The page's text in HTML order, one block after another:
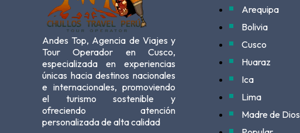
Andes Top, Agencia de Viajes y
Tour Operador en Cusco,
especializada en experiencias
únicas hacia destinos nacionales
e internacionales, promoviendo
el turismo sostenible y
ofreciendo atención
personalizada de alta calidad
Arequipa
Bolivia
Cusco
Huaraz
Ica
Lima
Madre de Dios